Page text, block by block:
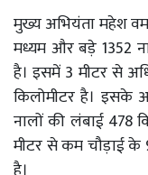
मुख्य अभियंता महेश
मध्यम और बड़े 1352
है। इसमें 3 मीटर से
किलोमीटर है। इसके
नालों की लंबाई 478
मीटर से कम चौड़ाई के